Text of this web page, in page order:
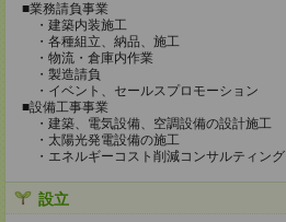
■業務請負事業
・建築内装施工
・各種組立、納品、施工
・物流・倉庫内作業
・製造請負
・イベント、セールスプロモーション
■設備工事事業
・建築、電気設備、空調設備の設計施工
・太陽光発電設備の施工
・エネルギーコスト削減コンサルティング
設立